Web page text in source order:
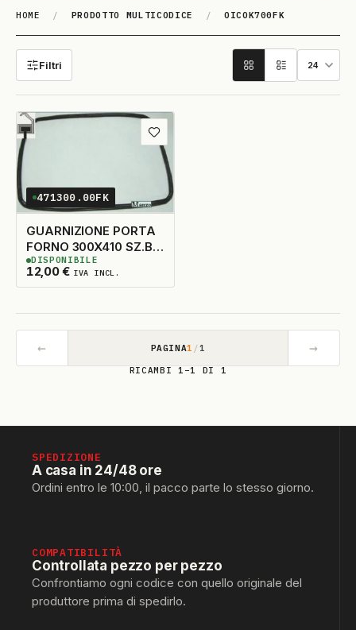
HOME / PRODOTTO MULTICODICE / OICOK700FK
OICOK700FK
Filtri
Aggiungi ai preferiti
471300.00FK
GUARNIZIONE PORTA
FORNO 300X410 SZ.B
4L.
12,00€ IVA INCL.
3DISPONIBILI
DISPONIBILE
← PAGINA1 /1 →
RICAMBI 1–1 DI 1
SPEDIZIONE
A casa in 24/48 ore
Ordini entro le 10:00, il pacco parte lo stesso giorno.
COMPATIBILITÀ
Controllata pezzo per pezzo
Confrontiamo ogni codice con quello originale del
produttore prima di spedirlo.